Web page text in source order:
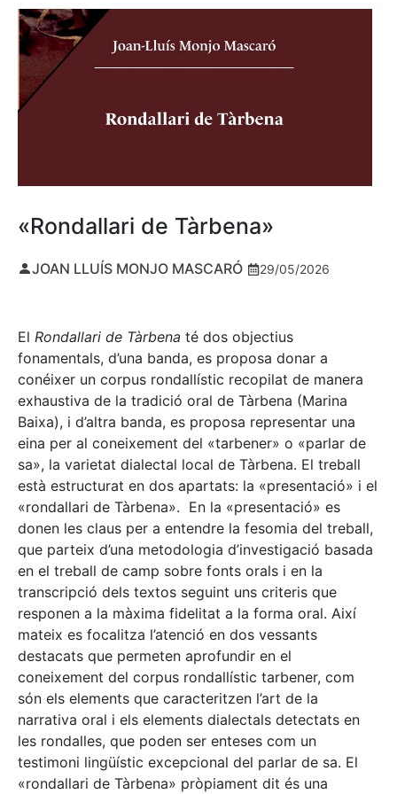
«Rondallari de Tàrbena»
JOAN LLUÍS MONJO MASCARÓ 29/05/2026
El Rondallari de Tàrbena té dos objectius
fonamentals, d’una banda, es proposa donar a
conéixer un corpus rondallístic recopilat de manera
exhaustiva de la tradició oral de Tàrbena (Marina
Baixa), i d’altra banda, es proposa representar una
eina per al coneixement del «tarbener» o «parlar de
sa», la varietat dialectal local de Tàrbena. El treball
està estructurat en dos apartats: la «presentació» i el
«rondallari de Tàrbena». En la «presentació» es
donen les claus per a entendre la fesomia del treball,
que parteix d’una metodologia d’investigació basada
en el treball de camp sobre fonts orals i en la
transcripció dels textos seguint uns criteris que
responen a la màxima fidelitat a la forma oral. Així
mateix es focalitza l’atenció en dos vessants
destacats que permeten aprofundir en el
coneixement del corpus rondallístic tarbener, com
són els elements que caracteritzen l’art de la
narrativa oral i els elements dialectals detectats en
les rondalles, que poden ser enteses com un
testimoni lingüístic excepcional del parlar de sa. El
«rondallari de Tàrbena» pròpiament dit és una